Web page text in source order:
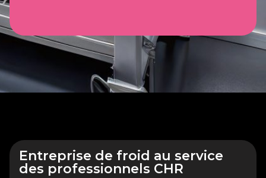
Entreprise de froid au service
des professionnels CHR